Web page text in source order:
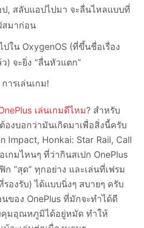
ป, สลับแอปไปมา จะลื่นไหลแบบที่
สมาก่อน
ปใน OxygenOS (ที่ขึ้นชื่อเรื่อง
) จะยิ่ง “ลื่นหัวแตก”
ารเล่นเกม!
เล่นเกมดีไหม? สำหรับ
องบอกว่ามันเกิดมาเพื่อสิ่งนี้ครับ
Impact, Honkai: Star Rail, Call
กมไหนๆ ที่ว่ากินสเปก OnePlus
ก “สุด” ทุกอย่าง และเล่นที่เฟรม
รองรับ) ได้แบบนิ่งๆ สบายๆ ครับ
ของ OnePlus ที่มักจะทำได้ดี
คุมอุณหภูมิได้อยู่หมัด ทำให้